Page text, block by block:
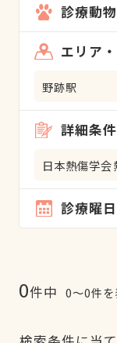
診療動物
エリア
野跡駅
詳細条件
日本熱傷学会
診療曜日
0件中 0〜0件